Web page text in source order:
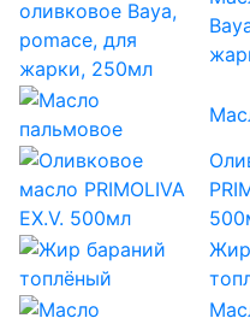
Жир